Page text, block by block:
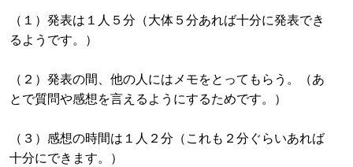
（１）発表は１人５分（大体５分あれば十分に発表でき
るようです。）
（２）発表の間、他の人にはメモをとってもらう。（あ
とで質問や感想を言えるようにするためです。）
（３）感想の時間は１人２分（これも２分ぐらいあれば
十分にできます。）